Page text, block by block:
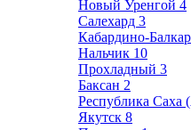
Новый Уренгой 4
Салехард 3
Кабардино-
Нальчик 10
Прохладный 3
Баксан 2
Республика Саха
Якутск 8